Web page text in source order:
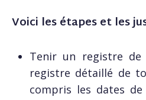
Voici les étapes et les
Tenir un registre de
registre détaillé de
compris les dates